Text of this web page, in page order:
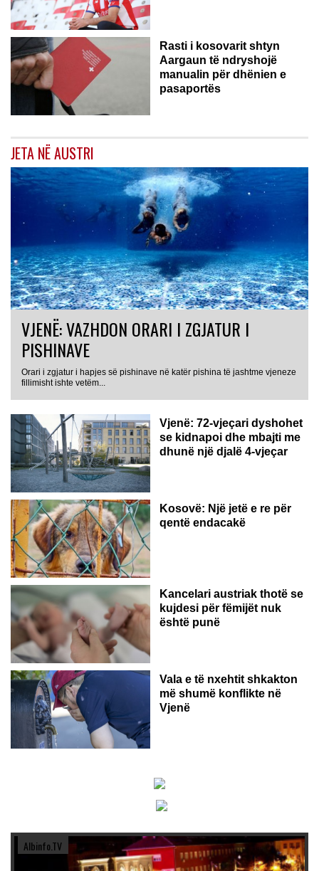
Rasti i kosovarit shtyn
Aargaun të ndryshojë
manualin për dhënien e
pasaportës
JETA NË AUSTRI
VJENË: VAZHDON ORARI I ZGJATUR I
PISHINAVE
Orari i zgjatur i hapjes së pishinave në katër pishina të jashtme vjeneze
fillimisht ishte vetëm...
Vjenë: 72-vjeçari dyshohet
se kidnapoi dhe mbajti me
dhunë një djalë 4-vjeçar
Kosovë: Një jetë e re për
qentë endacakë
Kancelari austriak thotë se
kujdesi për fëmijët nuk
është punë
Vala e të nxehtit shkakton
më shumë konflikte në
Vjenë
Albinfo.TV